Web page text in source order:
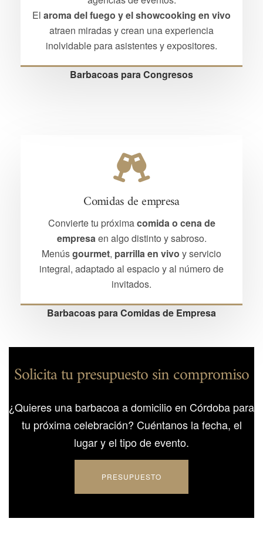
El aroma del fuego y el showcooking en vivo
atraen miradas y crean una experiencia
inolvidable para asistentes y expositores.
Barbacoas para Congresos
Comidas de empresa
Convierte tu próximacomida o cena de
empresaen algo distinto y sabroso.
Menúsgourmet, parrilla en vivo y servicio
integral, adaptado al espacio y al número de
invitados.
Barbacoas paraComidas de Empresa
Solicita tu presupuesto sin compromiso
¿Quieres una barbacoa a domicilio en Córdoba para
tu próxima celebración? Cuéntanos la fecha, el
lugar y el tipo de evento.
PRESUPUESTO